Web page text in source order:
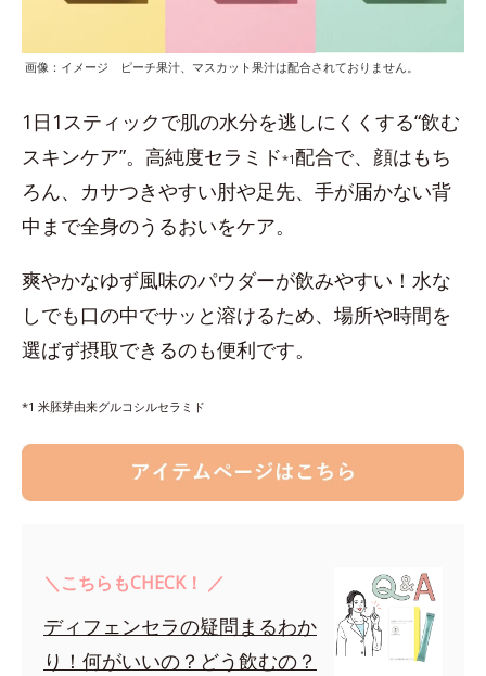
画像：イメージ ピーチ果汁、マスカット果汁は配合されておりません。
1日1スティックで肌の水分を逃しにくくする“飲む
スキンケア”。高純度セラミド*1配合で、顔はもち
ろん、カサつきやすい肘や足先、手が届かない背
中まで全身のうるおいをケア。
爽やかなゆず風味のパウダーが飲みやすい！水な
しでも口の中でサッと溶けるため、場所や時間を
選ばず摂取できるのも便利です。
*1 米胚芽由来グルコシルセラミド
＼こちらもCHECK！ ／
ディフェンセラの疑問まるわか
り！何がいいの？どう飲むの？